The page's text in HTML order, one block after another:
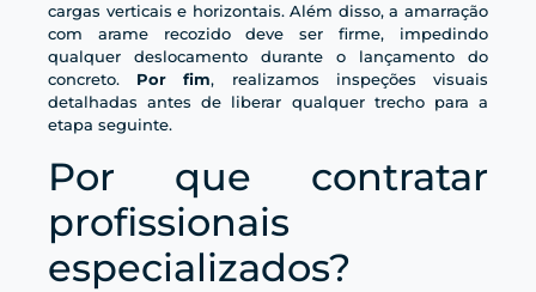
cargas verticais e horizontais. Além disso, a amarração
com arame recozido deve ser firme, impedindo
qualquer deslocamento durante o lançamento do
concreto. Por fim, realizamos inspeções visuais
detalhadas antes de liberar qualquer trecho para a
etapa seguinte.
Por que contratar
profissionais
especializados?